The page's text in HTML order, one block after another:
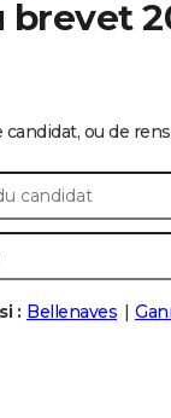
brevet
ou de
: Bellenaves